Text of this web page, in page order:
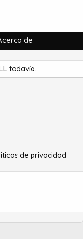
de
todavía.
de privacidad